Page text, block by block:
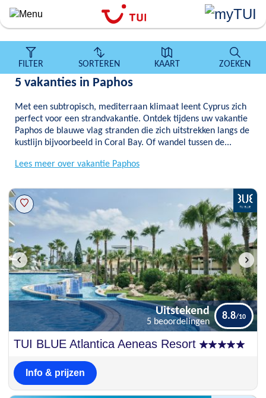
Overslaan
algemene
inhoud
FILTER SORTEREN KAART ZOEKEN
5 vakanties in Paphos
Met een subtropisch, mediterraan klimaat leent Cyprus zich
perfect voor een strandvakantie. Ontdek tijdens uw vakantie
Paphos de blauwe vlag stranden die zich uitstrekken langs de
kustlijn bijvoorbeeld in Coral Bay. Of wandel tussen de...
Lees meer over vakantie Paphos
Uitstekend 8.8
TUI BLUE Atlantica Aeneas Resort
Uitstekend
5 beoordelingen
8.8
Info & prijzen